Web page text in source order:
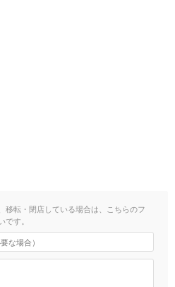
移転・閉店している場合は、こちらのフ
す。